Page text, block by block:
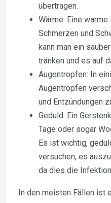
übertragen.
Wärme: Eine
Schmerzen und
kann man ein
tränken und es auf
Augentropfen: In
Augentropfen
und Entzündungen
Geduld: Ein
Tage oder sogar
Es ist wichtig,
versuchen, es
da dies die
In den meisten Fällen ist